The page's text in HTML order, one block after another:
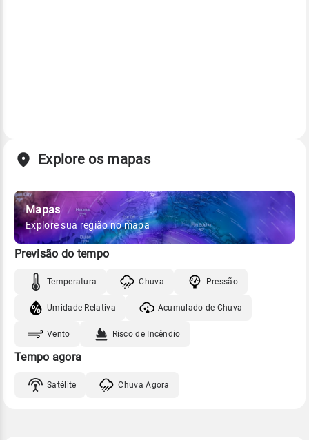
Explore os mapas
Mapas
Explore sua região no mapa
Previsão do tempo
Temperatura Chuva Pressão
Umidade Relativa Acumulado de Chuva
Vento Risco de Incêndio
Tempo agora
Satélite Chuva Agora